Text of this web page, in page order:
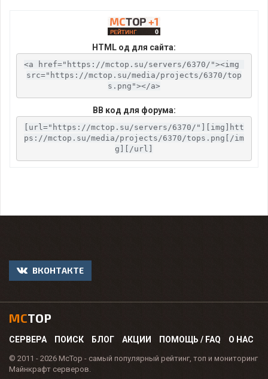
HTML од для сайта:
<a href="https://mctop.su/servers/6370/"><img
src="https://mctop.su/media/projects/6370/top
s.png"></a>
BB код для форума:
[url="https://mctop.su/servers/6370/"][img]htt
ps://mctop.su/media/projects/6370/tops.png[/im
g][/url]
ВКОНТАКТЕ
MCTOP
СЕРВЕРА ПОИСК БЛОГ АКЦИИ ПОМОЩЬ / FAQ О НАС
© 2011 - 2026 McTop - самый популярный рейтинг, топ и мониторинг
Майнкрафт серверов.